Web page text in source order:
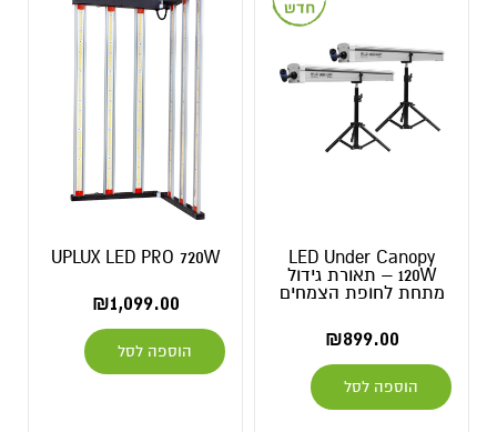
LED Under Canopy
120W – תאורת גידול
מתחת לחופת הצמחים
₪899.00
הוספה לסל
UPLUX LED PRO 720W
₪1,099.00
הוספה לסל